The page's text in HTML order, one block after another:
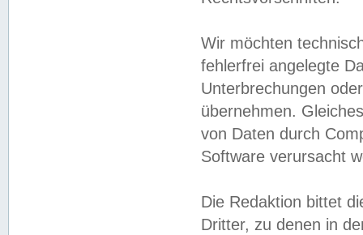
Wir möchten
fehlerfrei angelegte
Unterbrechungen
übernehmen.
von Daten durch
Software verursacht
Die Redaktion bittet
Dritter, zu denen in